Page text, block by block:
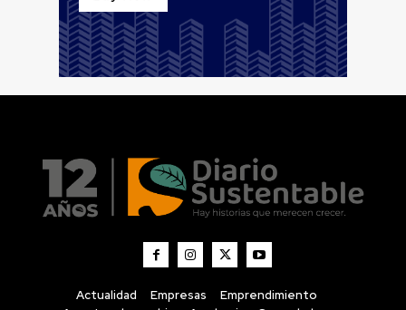
Actualidad Empresas
Emprendimiento